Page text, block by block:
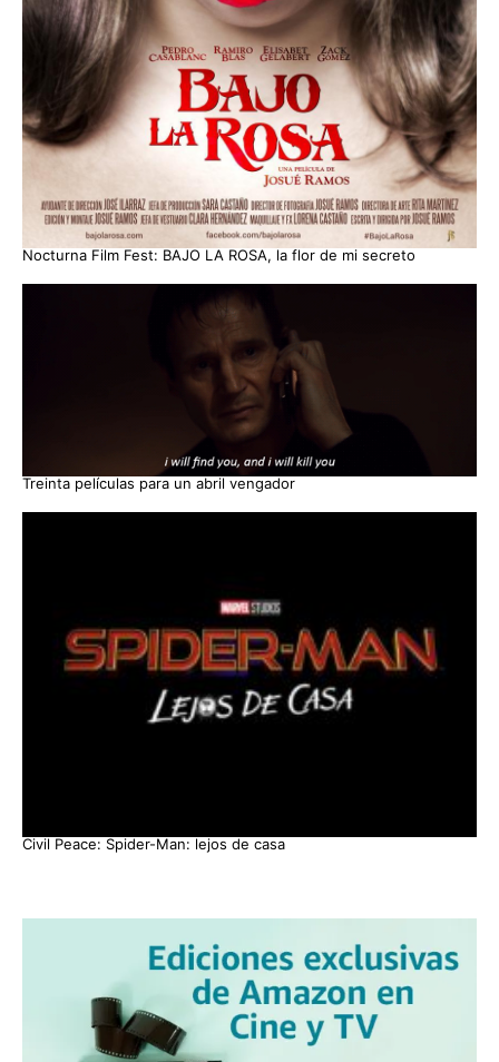
Nocturna Film Fest: BAJO LA ROSA, la flor de mi secreto
Treinta películas para un abril vengador
Civil Peace: Spider-Man: lejos de casa